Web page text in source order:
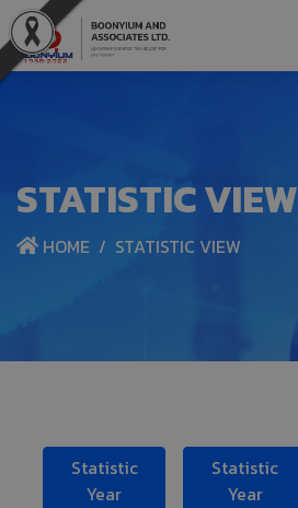
STATISTIC VIEW
HOME STATISTIC VIEW
Statistic
Year
Statistic
Year